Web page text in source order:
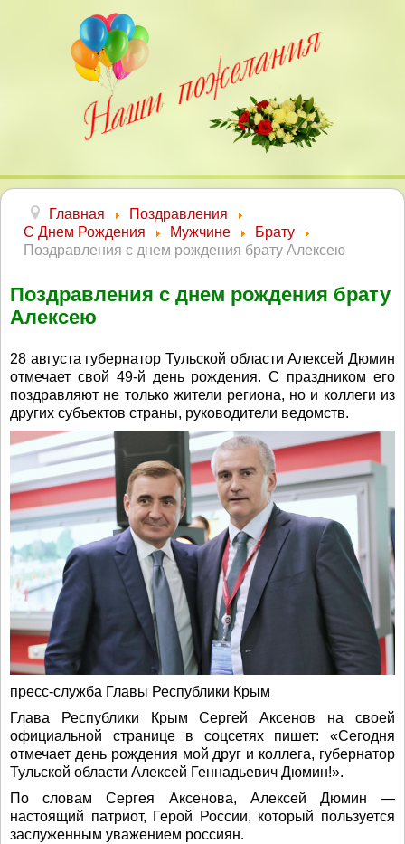
Главная
Поздравления
С Днем Рождения
Мужчине
Брату
Поздравления с днем рождения брату Алексею
Поздравления с днем рождения брату
Алексею
28 августа губернатор Тульской области Алексей Дюмин
отмечает свой 49-й день рождения. С праздником его
поздравляют не только жители региона, но и коллеги из
других субъектов страны, руководители ведомств.
пресс-служба Главы Республики Крым
Глава Республики Крым Сергей Аксенов на своей
официальной странице в соцсетях пишет: «Сегодня
отмечает день рождения мой друг и коллега, губернатор
Тульской области Алексей Геннадьевич Дюмин!».
По словам Сергея Аксенова, Алексей Дюмин —
настоящий патриот, Герой России, который пользуется
заслуженным уважением россиян.